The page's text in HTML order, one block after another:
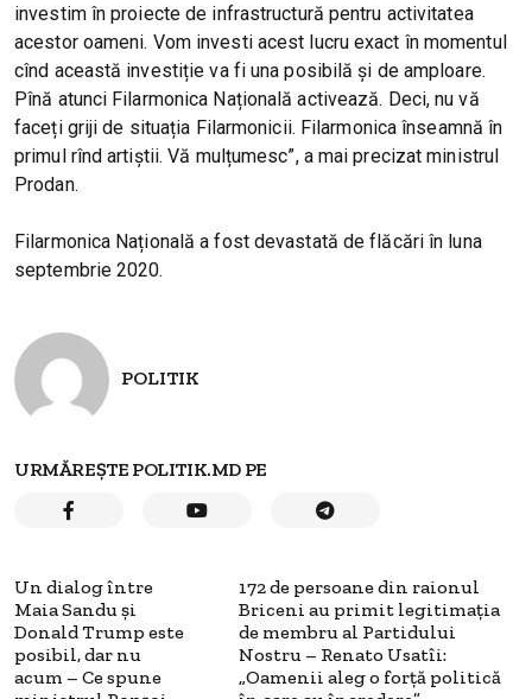
investim în proiecte de infrastructură pentru activitatea
acestor oameni. Vom investi acest lucru exact în momentul
cînd această investiție va fi una posibilă și de amploare.
Pînă atunci Filarmonica Națională activează. Deci, nu vă
faceți griji de situația Filarmonicii. Filarmonica înseamnă în
primul rînd artiștii. Vă mulțumesc”, a mai precizat ministrul
Prodan.
Filarmonica Națională a fost devastată de flăcări în luna
septembrie 2020.
POLITIK
URMĂREȘTE POLITIK.MD PE
Un dialog între
Maia Sandu și
Donald Trump este
posibil, dar nu
acum – Ce spune
172 de persoane din raionul
Briceni au primit legitimația
de membru al Partidului
Nostru – Renato Usatîi:
„Oamenii aleg o forță politică